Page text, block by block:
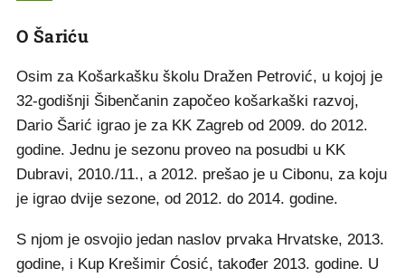
O Šariću
Osim za Košarkašku školu Dražen Petrović, u kojoj je
32-godišnji Šibenčanin započeo košarkaški razvoj,
Dario Šarić igrao je za KK Zagreb od 2009. do 2012.
godine. Jednu je sezonu proveo na posudbi u KK
Dubravi, 2010./11., a 2012. prešao je u Cibonu, za koju
je igrao dvije sezone, od 2012. do 2014. godine.
S njom je osvojio jedan naslov prvaka Hrvatske, 2013.
godine, i Kup Krešimir Ćosić, također 2013. godine. U